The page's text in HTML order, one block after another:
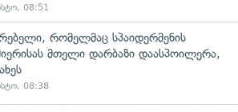
08:51
რომელმაც სპაიდერმენის
მთელი დარბაზი დაასპოილერა,
08:38